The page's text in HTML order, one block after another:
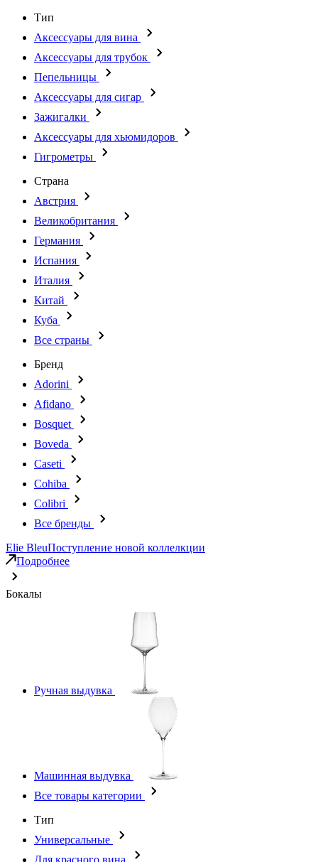
Тип
Аксессуары для вина
Аксессуары для трубок
Пепельницы
Аксессуары для сигар
Зажигалки
Аксессуары для хьюмидоров
Гигрометры
Страна
Австрия
Великобритания
Германия
Испания
Италия
Китай
Куба
Все страны
Бренд
Adorini
Afidano
Bosquet
Boveda
Caseti
Cohiba
Colibri
Все бренды
Elie BleuПоступление новой коллелкции
Подробнее
Бокалы
Ручная выдувка
Машинная выдувка
Все товары категории
Тип
Универсальные
Для красного вина